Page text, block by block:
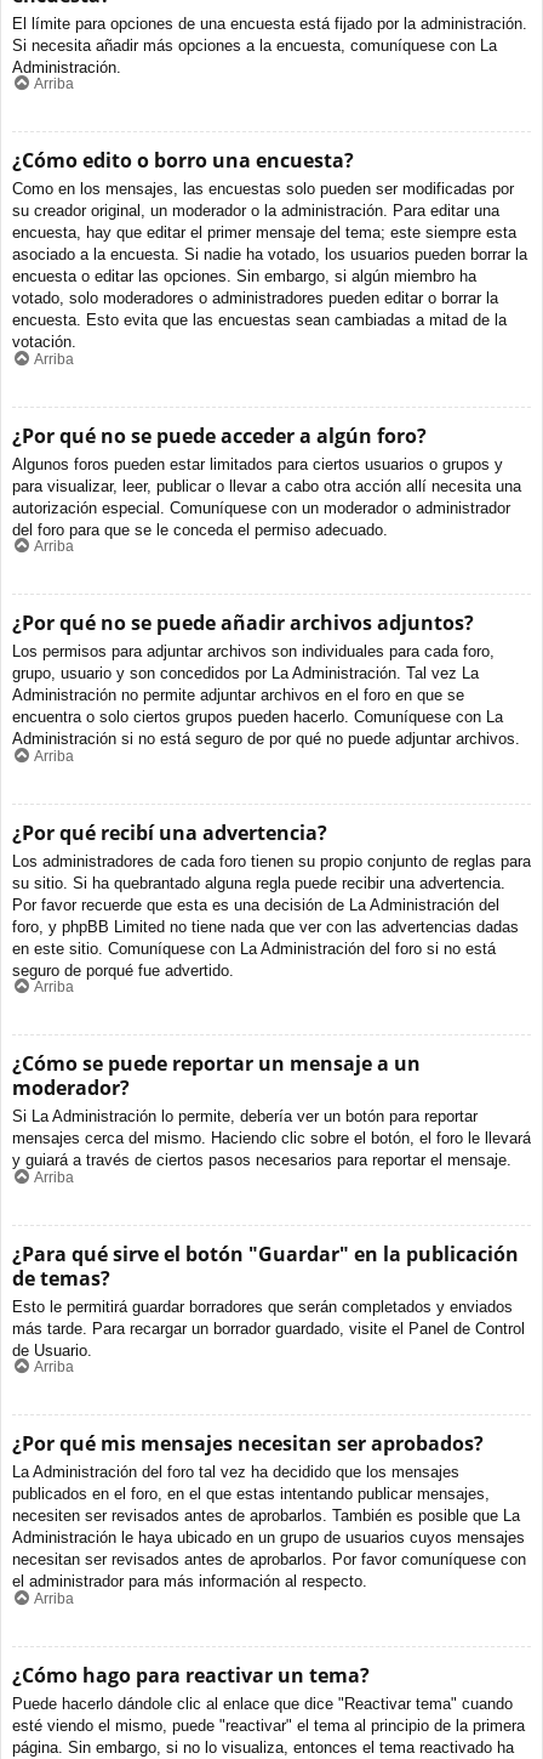
El límite para opciones de una encuesta está fijado por la administración.
Si necesita añadir más opciones a la encuesta, comuníquese con La
Administración.
Arriba
¿Cómo edito o borro una encuesta?
Como en los mensajes, las encuestas solo pueden ser modificadas por
su creador original, un moderador o la administración. Para editar una
encuesta, hay que editar el primer mensaje del tema; este siempre esta
asociado a la encuesta. Si nadie ha votado, los usuarios pueden borrar la
encuesta o editar las opciones. Sin embargo, si algún miembro ha
votado, solo moderadores o administradores pueden editar o borrar la
encuesta. Esto evita que las encuestas sean cambiadas a mitad de la
votación.
Arriba
¿Por qué no se puede acceder a algún foro?
Algunos foros pueden estar limitados para ciertos usuarios o grupos y
para visualizar, leer, publicar o llevar a cabo otra acción allí necesita una
autorización especial. Comuníquese con un moderador o administrador
del foro para que se le conceda el permiso adecuado.
Arriba
¿Por qué no se puede añadir archivos adjuntos?
Los permisos para adjuntar archivos son individuales para cada foro,
grupo, usuario y son concedidos por La Administración. Tal vez La
Administración no permite adjuntar archivos en el foro en que se
encuentra o solo ciertos grupos pueden hacerlo. Comuníquese con La
Administración si no está seguro de por qué no puede adjuntar archivos.
Arriba
¿Por qué recibí una advertencia?
Los administradores de cada foro tienen su propio conjunto de reglas para
su sitio. Si ha quebrantado alguna regla puede recibir una advertencia.
Por favor recuerde que esta es una decisión de La Administración del
foro, y phpBB Limited no tiene nada que ver con las advertencias dadas
en este sitio. Comuníquese con La Administración del foro si no está
seguro de porqué fue advertido.
Arriba
¿Cómo se puede reportar un mensaje a un
moderador?
Si La Administración lo permite, debería ver un botón para reportar
mensajes cerca del mismo. Haciendo clic sobre el botón, el foro le llevará
y guiará a través de ciertos pasos necesarios para reportar el mensaje.
Arriba
¿Para qué sirve el botón "Guardar" en la publicación
de temas?
Esto le permitirá guardar borradores que serán completados y enviados
más tarde. Para recargar un borrador guardado, visite el Panel de Control
de Usuario.
Arriba
¿Por qué mis mensajes necesitan ser aprobados?
La Administración del foro tal vez ha decidido que los mensajes
publicados en el foro, en el que estas intentando publicar mensajes,
necesiten ser revisados antes de aprobarlos. También es posible que La
Administración le haya ubicado en un grupo de usuarios cuyos mensajes
necesitan ser revisados antes de aprobarlos. Por favor comuníquese con
el administrador para más información al respecto.
Arriba
¿Cómo hago para reactivar un tema?
Puede hacerlo dándole clic al enlace que dice "Reactivar tema" cuando
esté viendo el mismo, puede "reactivar" el tema al principio de la primera
página. Sin embargo, si no lo visualiza, entonces el tema reactivado ha